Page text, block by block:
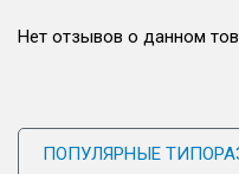
Нет отзывов о данном
ПОПУЛЯРНЫЕ